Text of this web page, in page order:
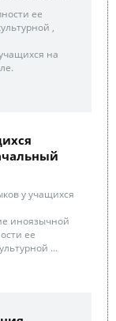
ее
,
на
у учащихся
иноязычной
ее
...